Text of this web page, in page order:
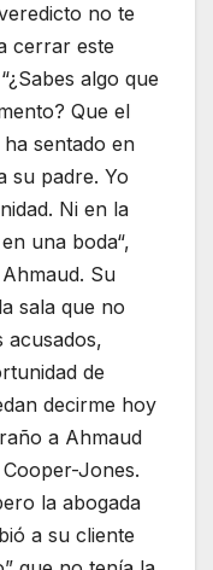
no te
cerrar este
algo que
Que el
sentado en
su padre. Yo
Ni en la
una boda“,
Su
sala que no
acusados,
de
decirme hoy
a Ahmaud
Jones.
la abogada
a su cliente